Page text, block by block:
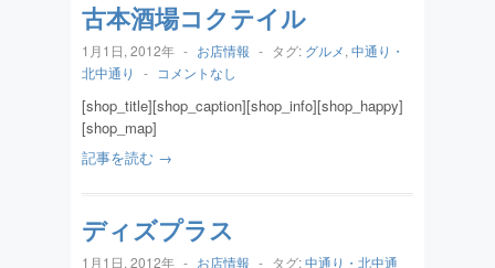
古本酒場コクテイル
1月1日, 2012年 - お店情報 - タグ: グルメ, 中通り・
北中通り
- コメントなし
[shop_title][shop_caption][shop_info][shop_happy]
[shop_map]
記事を読む →
ディズプラス
1月1日, 2012年 - お店情報 - タグ:中通り・北中通